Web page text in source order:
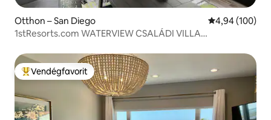
Otthon – San Diego Átlagos
4,94 (100)
1stResorts.com WATERVIEW CSALÁDI VILLA
Kiemelt vendégfavorit
Vendégfavorit